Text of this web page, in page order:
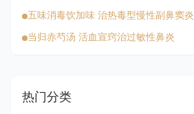
五味消毒饮加味 治热毒型慢性副鼻窦炎
当归赤芍汤 活血宣窍治过敏性鼻炎
热门分类